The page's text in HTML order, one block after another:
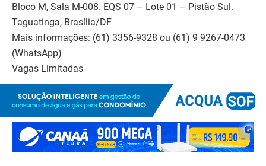
Bloco M, Sala M-008. EQS 07 – Lote 01 – Pistão Sul.
Taguatinga, Brasília/DF
Mais informações: (61) 3356-9328 ou (61) 9 9267-0473
(WhatsApp)
Vagas Limitadas